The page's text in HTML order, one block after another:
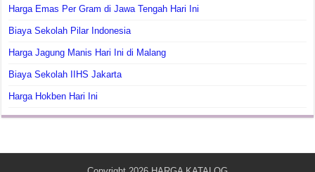
Harga Emas Per Gram di Jawa Tengah Hari Ini
Biaya Sekolah Pilar Indonesia
Harga Jagung Manis Hari Ini di Malang
Biaya Sekolah IIHS Jakarta
Harga Hokben Hari Ini